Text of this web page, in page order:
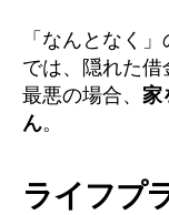
「なんとなく
では、隠れた借
最悪の場合、 家
ん。
ライフプ